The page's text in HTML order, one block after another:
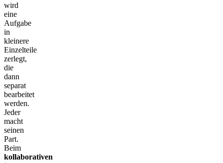
wird
eine
Aufgabe
in
kleinere
Einzelteile
zerlegt,
die
dann
separat
bearbeitet
werden.
Jeder
macht
seinen
Part.
Beim
kollaborativen